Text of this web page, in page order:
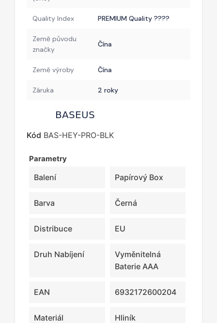
Quality Index PREMIUM Quality ????
Země původu
značky
Čína
Země výroby Čína
Záruka 2 roky
Kód BAS-HEY-PRO-BLK
Parametry
Balení Papírový Box
Barva Černá
Distribuce EU
Druh Nabíjení
Vyměnitelná
Baterie AAA
EAN 6932172600204
Materiál
Hliník